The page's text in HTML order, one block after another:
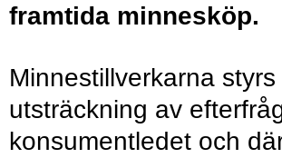
framtida minnesköp.
Minnestillverkarna
utsträckning av
konsumentledet och